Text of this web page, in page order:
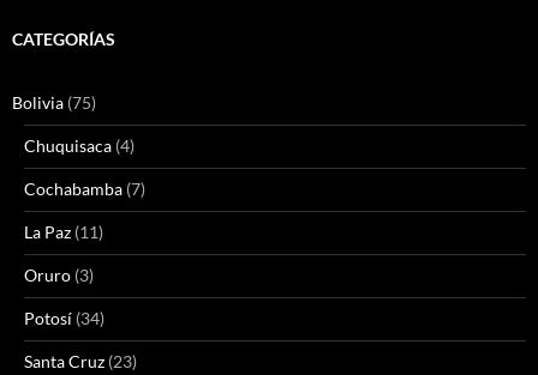
CATEGORÍAS
Bolivia (75)
Chuquisaca (4)
Cochabamba (7)
La Paz (11)
Oruro (3)
Potosí (34)
Santa Cruz (23)